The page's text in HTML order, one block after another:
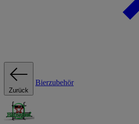
Zurück
Bierzubehör